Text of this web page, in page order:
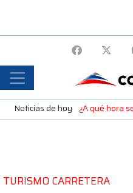
Noticias de hoy ¿A qué hora
TURISMO CARRETERA